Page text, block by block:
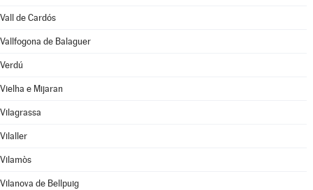
Vall de Cardós
Vallfogona de Balaguer
Verdú
Vielha e Mijaran
Vilagrassa
Vilaller
Vilamòs
Vilanova de Bellpuig